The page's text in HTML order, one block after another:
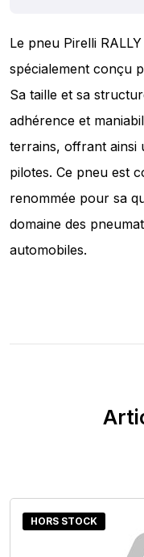
Le pneu Pirelli
spécialement conçu
Sa taille et sa
adhérence et
terrains, offrant ainsi
pilotes. Ce pneu est
renommée pour sa
domaine des
automobiles.
HORS STOCK